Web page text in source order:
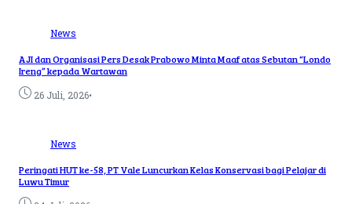
News
AJI dan Organisasi Pers Desak Prabowo Minta Maaf atas Sebutan “Londo
Ireng” kepada Wartawan
26 Juli, 2026•
News
Peringati HUT ke-58, PT Vale Luncurkan Kelas Konservasi bagi Pelajar di
Luwu Timur